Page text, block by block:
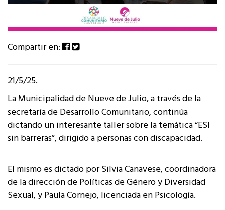
Compartir en:
21/5/25.
La Municipalidad de Nueve de Julio, a través de la
secretaría de Desarrollo Comunitario, continúa
dictando un interesante taller sobre la temática “ESI
sin barreras”, dirigido a personas con discapacidad.
El mismo es dictado por Silvia Canavese, coordinadora
de la dirección de Políticas de Género y Diversidad
Sexual, y Paula Cornejo, licenciada en Psicología.